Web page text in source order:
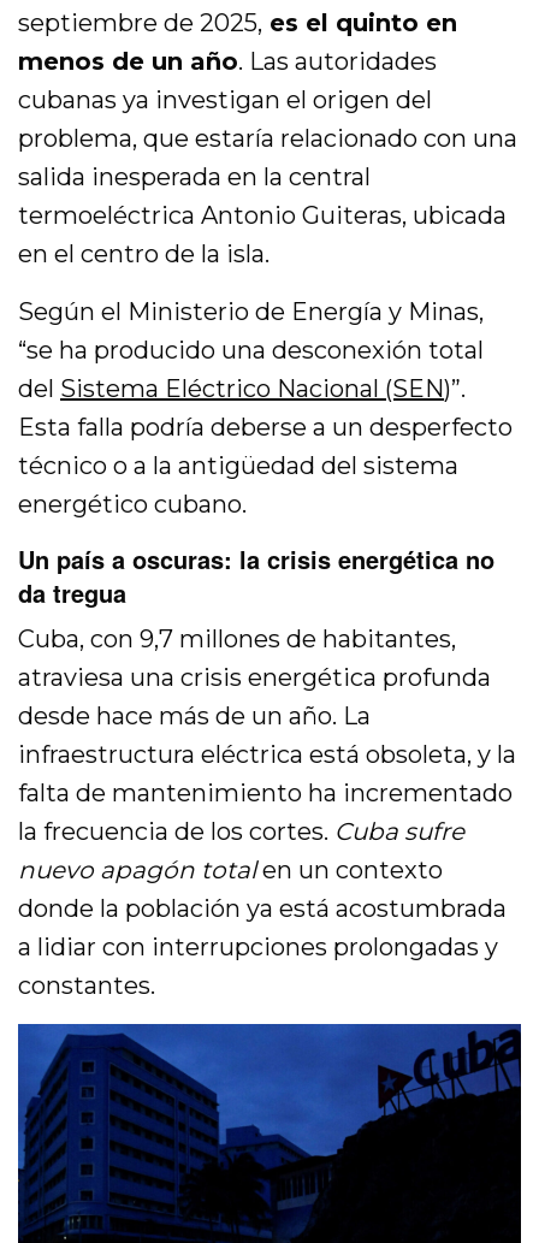
septiembre de 2025, es el quinto en
menos de un año. Las autoridades
cubanas ya investigan el origen del
problema, que estaría relacionado con una
salida inesperada en la central
termoeléctrica Antonio Guiteras, ubicada
en el centro de la isla.
Según el Ministerio de Energía y Minas,
“se ha producido una desconexión total
del Sistema Eléctrico Nacional (SEN)”.
Esta falla podría deberse a un desperfecto
técnico o a la antigüedad del sistema
energético cubano.
Un país a oscuras: la crisis energética no
da tregua
Cuba, con 9,7 millones de habitantes,
atraviesa una crisis energética profunda
desde hace más de un año. La
infraestructura eléctrica está obsoleta, y la
falta de mantenimiento ha incrementado
la frecuencia de los cortes. Cuba sufre
nuevo apagón totalen un contexto
donde la población ya está acostumbrada
a lidiar con interrupciones prolongadas y
constantes.